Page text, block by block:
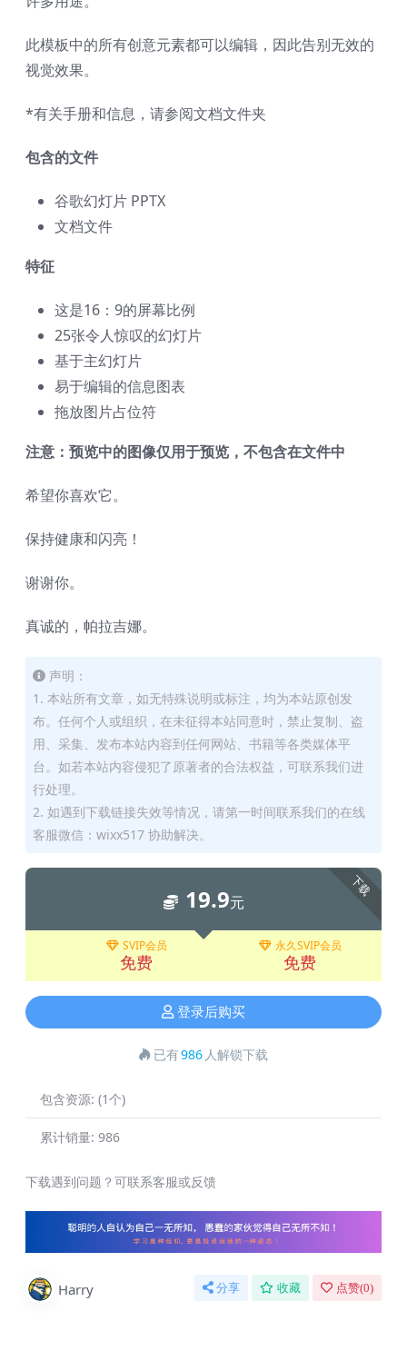
此模板中的所有创意元素都可以编辑，因此告别无效的
视觉效果。
*有关手册和信息，请参阅文档文件夹
包含的文件
谷歌幻灯片 PPTX
文档文件
特征
这是16：9的屏幕比例
25张令人惊叹的幻灯片
基于主幻灯片
易于编辑的信息图表
拖放图片占位符
注意：预览中的图像仅用于预览，不包含在文件中
希望你喜欢它。
保持健康和闪亮！
谢谢你。
真诚的，帕拉吉娜。
声明：
1. 本站所有文章，如无特殊说明或标注，均为本站原创发
布。任何个人或组织，在未征得本站同意时，禁止复制、盗
用、采集、发布本站内容到任何网站、书籍等各类媒体平
台。如若本站内容侵犯了原著者的合法权益，可联系我们进
行处理。
2. 如遇到下载链接失效等情况，请第一时间联系我们的在线
客服微信：wixx517 协助解决。
下载
19.9元
SVIP会员
免费
永久SVIP会员
免费
登录后购买
已有986 人解锁下载
包含资源: (1个)
累计销量: 986
下载遇到问题？可联系客服或反馈
Harry 分享 收藏 点赞(0)